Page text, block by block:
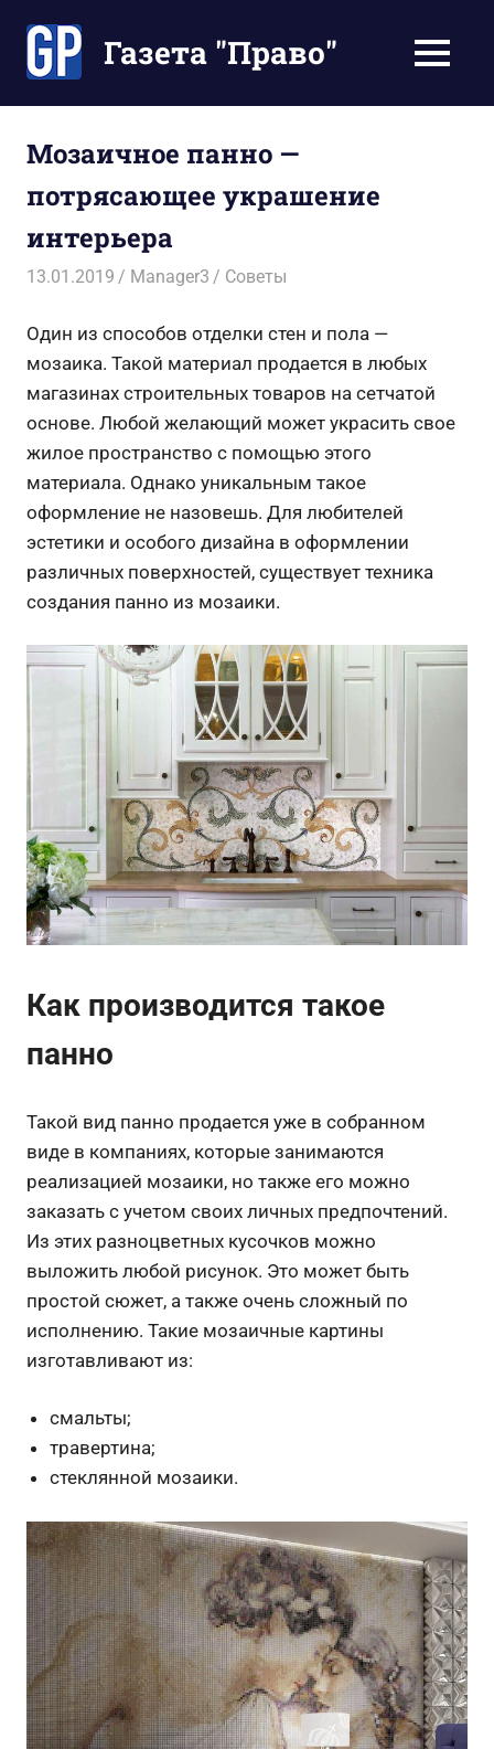
содержимомуГазета "Право"
Ваше
время
МЕНЮ
Мозаичное панно —
потрясающее украшение
интерьера
13.01.2019 Manager3 Советы
Один из способов отделки стен и пола —
мозаика. Такой материал продается в любых
магазинах строительных товаров на сетчатой
основе. Любой желающий может украсить свое
жилое пространство с помощью этого
материала. Однако уникальным такое
оформление не назовешь. Для любителей
эстетики и особого дизайна в оформлении
различных поверхностей, существует техника
создания панно из мозаики.
Как производится такое
панно
Такой вид панно продается уже в собранном
виде в компаниях, которые занимаются
реализацией мозаики, но также его можно
заказать с учетом своих личных предпочтений.
Из этих разноцветных кусочков можно
выложить любой рисунок. Это может быть
простой сюжет, а также очень сложный по
исполнению. Такие мозаичные картины
изготавливают из:
смальты;
травертина;
стеклянной мозаики.